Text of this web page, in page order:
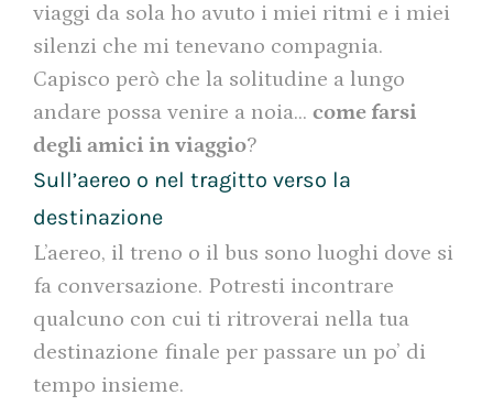
viaggi da sola ho avuto i miei ritmi e i miei
silenzi che mi tenevano compagnia.
Capisco però che la solitudine a lungo
andare possa venire a noia… come farsi
degli amici in viaggio?
Sull’aereo o nel tragitto verso la
destinazione
L’aereo, il treno o il bus sono luoghi dove si
fa conversazione. Potresti incontrare
qualcuno con cui ti ritroverai nella tua
destinazione finale per passare un po’ di
tempo insieme.